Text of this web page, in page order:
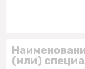
(или)